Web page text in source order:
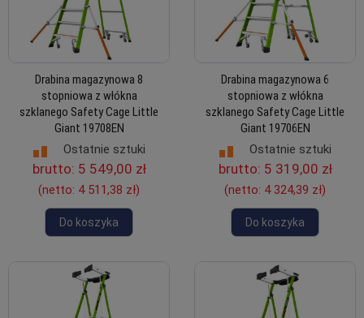
Drabina magazynowa 8
stopniowa z włókna
szklanego Safety Cage Little
Giant 19708EN
Ostatnie sztuki
brutto: 5 549,00 zł
(netto: 4 511,38 zł)
Do koszyka
Drabina magazynowa 6
stopniowa z włókna
szklanego Safety Cage Little
Giant 19706EN
Ostatnie sztuki
brutto: 5 319,00 zł
(netto: 4 324,39 zł)
Do koszyka